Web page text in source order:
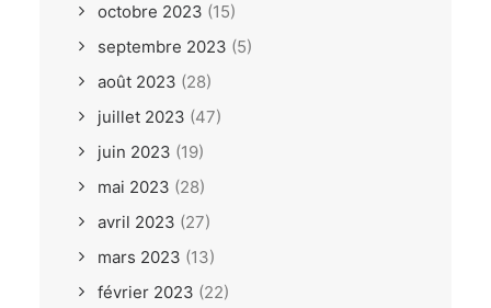
octobre 2023 (15)
septembre 2023 (5)
août 2023 (28)
juillet 2023 (47)
juin 2023 (19)
mai 2023 (28)
avril 2023 (27)
mars 2023 (13)
février 2023 (22)